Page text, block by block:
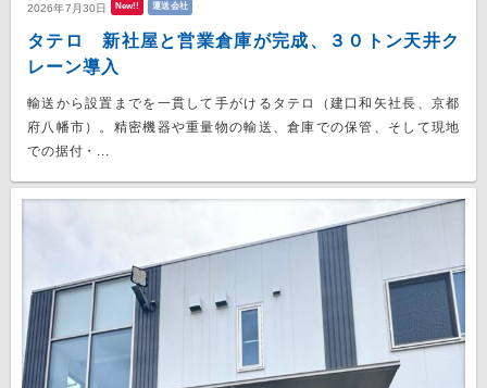
2026年7月30日 New!! 運送会社
タテロ 新社屋と営業倉庫が完成、３０トン天井ク
レーン導入
輸送から設置までを一貫して手がけるタテロ（建口和矢社長、京都
府八幡市）。精密機器や重量物の輸送、倉庫での保管、そして現地
での据付・...